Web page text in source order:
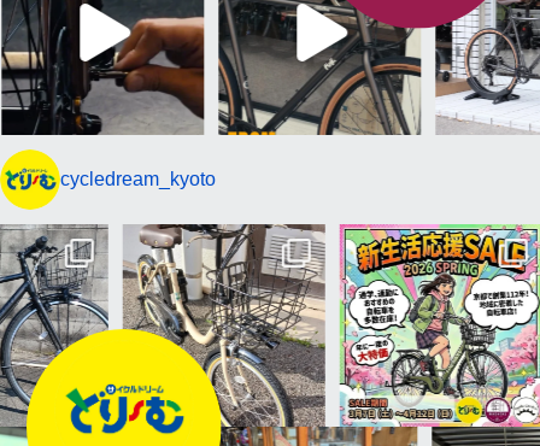
cycledream_kyoto
のクリスマスプレゼ
662トレイル。 ダートジャンプという、BMX
す！ インスタ更新1日遅れで失礼します💦 前回は編集が間
〜む四条店・小倉店・伏見店、アシスト&サイクル轍、サイ
Panasonic ギュットクルームR.EX ラ
京都の自転車
喧嘩してるらしい… 繁殖期なんはわかるけど、ホドホ
ーズ。 本日は車輪がワンタッチ
は